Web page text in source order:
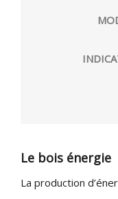
Le bois énergie
La production